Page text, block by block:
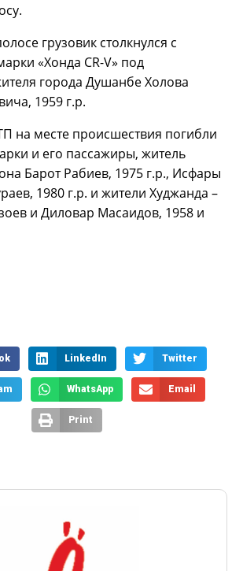
грузовик столкнулся с
«Хонда CR-V» под
города Душанбе Холова
1959 г.р.
на месте происшествия погибли
и его пассажиры, житель
Барот Рабиев, 1975 г.р., Исфары
1980 г.р. и жители Худжанда –
и Диловар Масаидов, 1958 и
LinkedIn Twitter
WhatsApp Email
Print